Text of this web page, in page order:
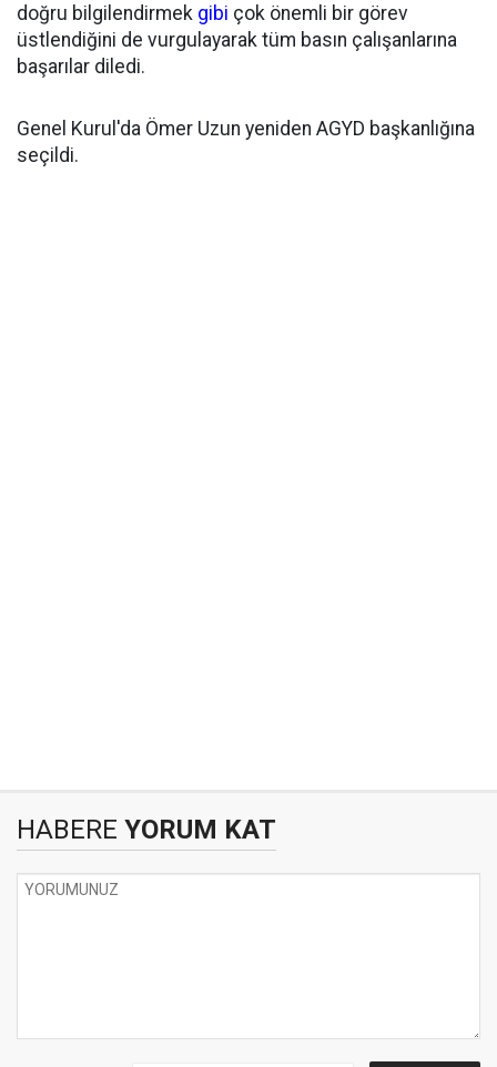
doğru bilgilendirmek gibi çok önemli bir görev
üstlendiğini de vurgulayarak tüm basın çalışanlarına
başarılar diledi.
Genel Kurul'da Ömer Uzun yeniden AGYD başkanlığına
seçildi.
HABERE YORUM KAT